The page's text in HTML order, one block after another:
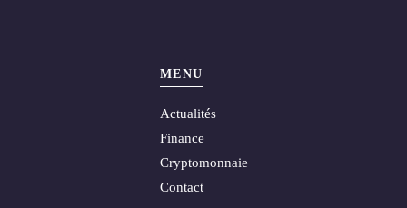
MENU
Actualités
Finance
Cryptomonnaie
Contact